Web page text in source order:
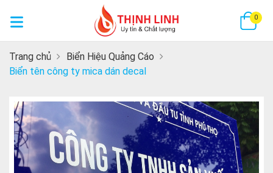
0
Trang chủ
Biển Hiệu Quảng Cáo
Biển tên công ty mica dán decal